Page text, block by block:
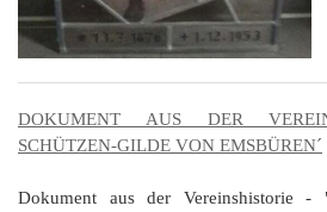
DOKUMENT AUS DER
SCHÜTZEN-GILDE VON EMSBÜREN´
Dokument aus der Vereinshistorie -